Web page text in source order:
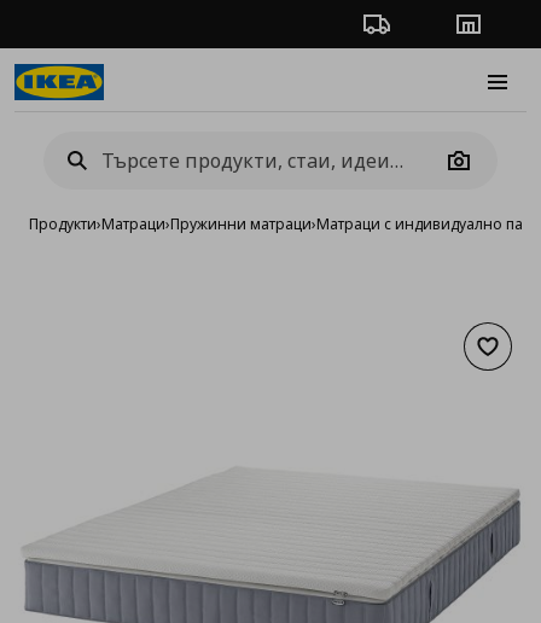
Проследяване на
Camera
Продукти›Матраци›Пружинни матраци›Матраци с индивидуално